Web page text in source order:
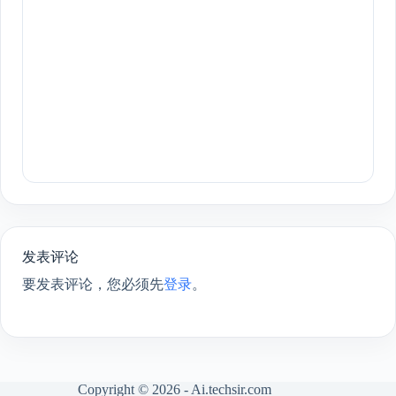
发表评论
要发表评论，您必须先登录。
Copyright © 2026 - Ai.techsir.com